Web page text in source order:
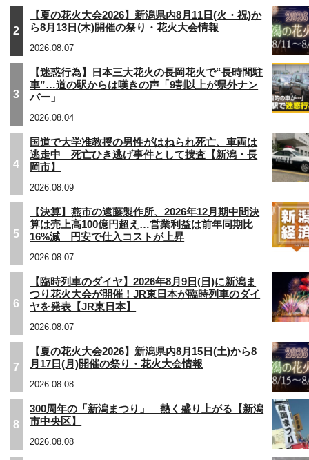
2
【夏の花火大会2026】新潟県内8月11日(火・祝)か
ら8月13日(木)開催の祭り・花火大会情報
2026.08.07
3
【迷惑行為】日本三大花火の長岡花火で“長時間駐
車”…道の駅からは嘆きの声「9割以上が県外ナン
バー」
2026.08.04
4
国道で大学准教授の男性がはねられ死亡、車両は
逃走中 死亡ひき逃げ事件として捜査【新潟・長
岡市】
2026.08.09
5
【決算】燕市の遠藤製作所、2026年12月期中間決
算は売上高100億円超え…営業利益は前年同期比
16%減 円安で仕入コストが上昇
2026.08.07
6
【臨時列車のダイヤ】2026年8月9日(日)に新潟ま
つり花火大会が開催！JR東日本が臨時列車のダイ
ヤを発表【JR東日本】
2026.08.07
7
【夏の花火大会2026】新潟県内8月15日(土)から8
月17日(月)開催の祭り・花火大会情報
2026.08.08
8
300周年の「新潟まつり」 熱く盛り上がる【新潟
市中央区】
2026.08.08